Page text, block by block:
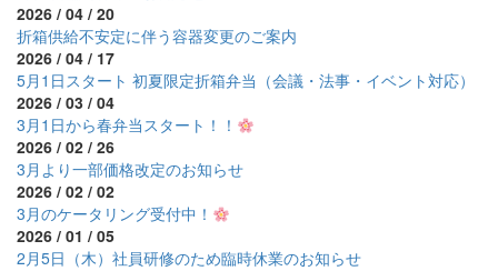
2026 / 04 / 20
折箱供給不安定に伴う容器変更のご案内
2026 / 04 / 17
5月1日スタート 初夏限定折箱弁当（会議・法事・イベント対応）
2026 / 03 / 04
3月1日から春弁当スタート！！
2026 / 02 / 26
3月より一部価格改定のお知らせ
2026 / 02 / 02
3月のケータリング受付中！
2026 / 01 / 05
2月5日（木）社員研修のため臨時休業のお知らせ